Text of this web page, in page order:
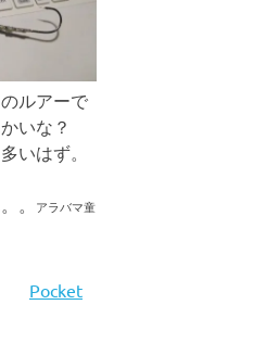
ルアーで
いな？
いはず。
。
アラバマ童
Pocket